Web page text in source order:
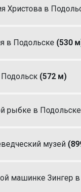
Христова в
в Подольске (530
(572 м)
рыбке в Подольске
музей
машинке Зингер